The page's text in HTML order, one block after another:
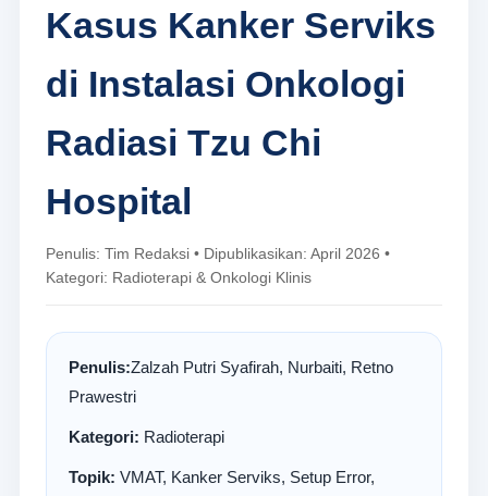
Kasus Kanker Serviks
di Instalasi Onkologi
Radiasi Tzu Chi
Hospital
Penulis: Tim Redaksi • Dipublikasikan: April 2026 •
Kategori: Radioterapi & Onkologi Klinis
Penulis:Zalzah Putri Syafirah, Nurbaiti, Retno
Prawestri
Kategori: Radioterapi
Topik: VMAT, Kanker Serviks, Setup Error,